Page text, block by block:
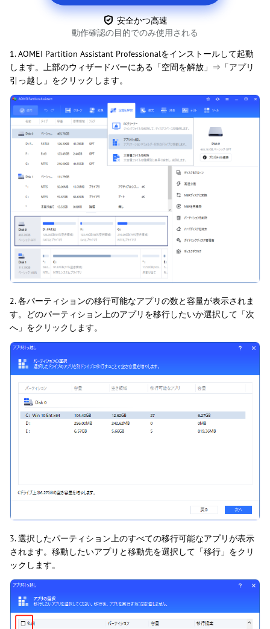
安全かつ高速
動作確認の目的でのみ使用される
1. AOMEI Partition Assistant Professionalをインストールして起動
します。上部のウィザードバーにある「空間を解放」⇒「アプリ
引っ越し」をクリックします。
2. 各パーティションの移行可能なアプリの数と容量が表示されま
す。どのパーティション上のアプリを移行したいか選択して「次
へ」をクリックします。
3. 選択したパーティション上のすべての移行可能なアプリが表示
されます。移動したいアプリと移動先を選択して「移行」をクリ
ックします。